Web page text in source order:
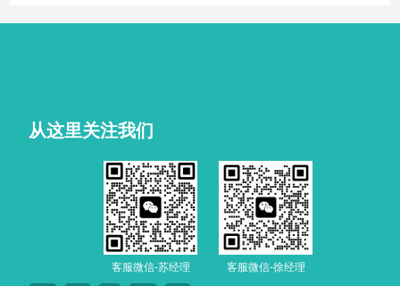
从这里关注我们
客服微信-苏经理 客服微信-徐经理